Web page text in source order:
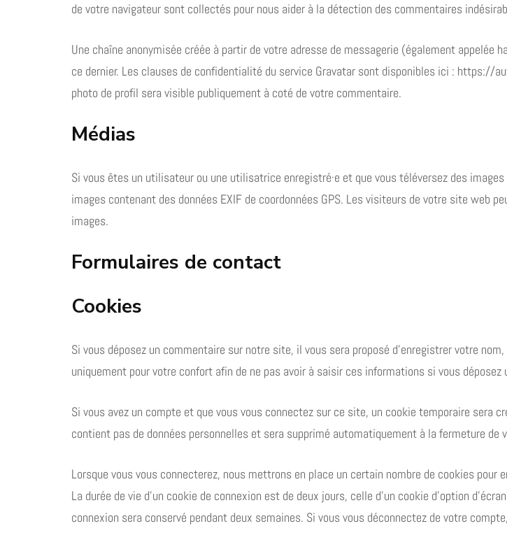
de votre navigateur sont collectés pour nous aider à la détection des commentaires
Une chaîne anonymisée créée à partir de votre adresse de messagerie (également appelée
ce dernier. Les clauses de confidentialité du service Gravatar sont disponibles ici : https://
photo de profil sera visible publiquement à coté de votre commentaire.
Médias
Si vous êtes un utilisateur ou une utilisatrice enregistré·e et que vous téléversez des
images contenant des données EXIF de coordonnées GPS. Les visiteurs de votre site web
images.
Formulaires de contact
Cookies
Si vous déposez un commentaire sur notre site, il vous sera proposé d’enregistrer votre
uniquement pour votre confort afin de ne pas avoir à saisir ces informations si vous
Si vous avez un compte et que vous vous connectez sur ce site, un cookie temporaire sera
contient pas de données personnelles et sera supprimé automatiquement à la fermeture de
Lorsque vous vous connecterez, nous mettrons en place un certain nombre de cookies
La durée de vie d’un cookie de connexion est de deux jours, celle d’un cookie d’option
connexion sera conservé pendant deux semaines. Si vous vous déconnectez de votre